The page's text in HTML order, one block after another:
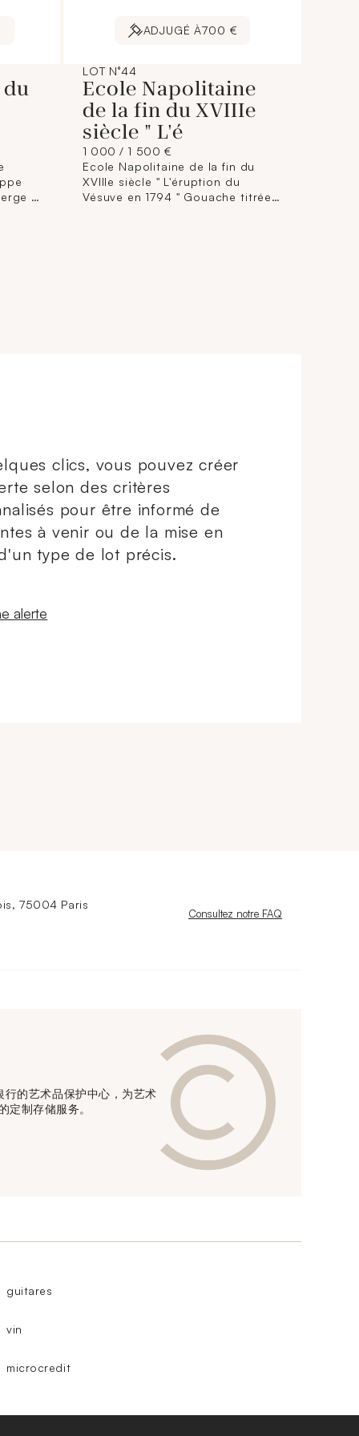
à
ADJUGÉ À700 €
LOT N°44
Ecole Napolitaine
de la fin du XVIIIe
siècle " L'é
1 000 / 1 500 €
Ecole Napolitaine de la fin du
XVIIIe siècle " L'éruption du
Vésuve en 1794 " Gouache titrée.
clics, vous pouvez créer
selon des critères
pour être informé de
à venir ou de la mise en
type de lot précis.
fenêtre
alerte
75004 Paris
Nouvelle fenêtre
Consultez notre FAQ
的艺术品保护中心，为艺术
定制存储服务。
guitares
vin
microcredit